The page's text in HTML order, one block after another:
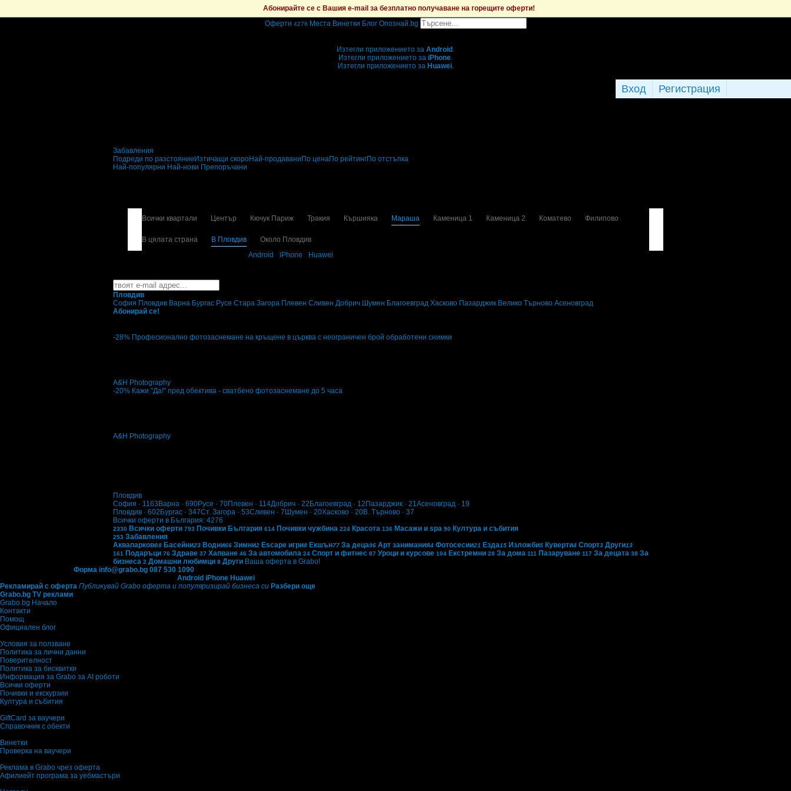
Абонирайте се с Вашия e-mail за безплатно получаване на горещите оферти!
Оферти 4276 Места Винетки Блог Опознай.bg
Изтегли приложението за Android .
Изтегли приложението за iPhone.
Изтегли приложението за Huawei.
Регистрация
Вход
Забавления
Подреди по разстояние Изтичащи скороНай-продавани По ценаПо рейтингПо отстъпка
Най-популярни Най-нови Препоръчани
Всички квартали Център Кючук Париж Тракия Кършияка Мараша Каменица 1 Каменица 2 Коматево Филипово
В цялата страна В Пловдив
Около Пловдив
Android iPhone Huawei
Пловдив
София Пловдив Варна Бургас Русе Стара Загора Плевен Сливен Добрич Шумен Благоевград Хасково Пазарджик Велико Търново Асеновград
Абонирай се!
-28% Професионално фотозаснемане на кръщене в църква с неограничен брой обработени снимки
A&Н Photography
-20% Кажи "Да!" пред обектива - сватбено фотозаснемане до 5 часа
A&Н Photography
Пловдив
София · 1163 Варна · 690Русе · 70Плевен · 114Добрич · 22 Благоевград · 12 Пазарджик · 21Асеновград · 19
Пловдив · 602 Бургас · 347Ст. Загора · 53Сливен · 7 Шумен · 20Хасково · 20В. Търново · 37
Всички оферти в България: 4276
2330 Всички оферти 793 Почивки България 614 Почивки чужбина 224 Красота 136 Масажи и spa 90 Култура и събития
253 Забавления
Аквапаркове8 Басейни23 Водни66 Зимни2 Escape игри8 Екшън77 За деца96 Арт занимания4 Фотосесии21 Езда15 Изложби5 Куверти4 Спорт3 Други13
161
Подаръци 76 Здраве 37 Хапване 46 За автомобила 24 Спорт и фитнес 87 Уроци и курсове 104 Екстремни 28 За дома 111 Пазаруване 117 За децата 38 За
бизнеса 2 Домашни любимци 8 Други Ваша оферта в Grabo!
Форма info@grabo.bg 087 530 1090
Android iPhone Huawei
Рекламирай с оферта Публикувай Grabo оферта и популяризирай бизнеса си Разбери още
Grabo.bg TV реклами
Grabo.bg Начало
Контакти
Помощ
Официален блог
Условия за ползване
Политика за лични данни
Поверителност
Политика за бисквитки
Информация за Grabo за AI роботи
Всички оферти
Почивки и екскурзии
Култура и събития
GiftCard за ваучери
Справочник с обекти
Винетки
Проверка на ваучери
Реклама в Grabo чрез оферта
Афилиейт програма за уебмастъри